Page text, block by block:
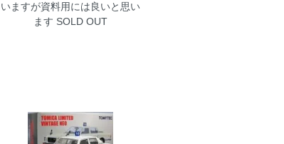
いますが資料用には良いと思い
ます SOLD OUT